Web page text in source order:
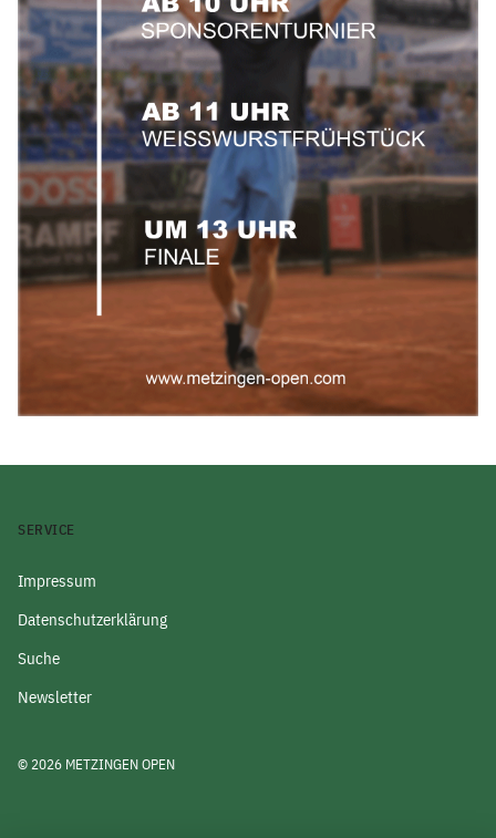
SERVICE
Impressum
Datenschutzerklärung
Suche
Newsletter
© 2026 METZINGEN OPEN